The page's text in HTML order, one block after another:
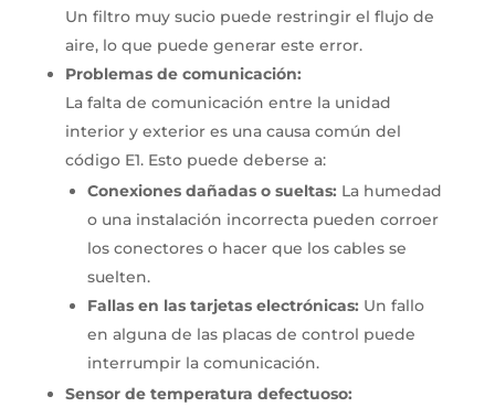
Un filtro muy sucio puede restringir el flujo de
aire, lo que puede generar este error.
Problemas de comunicación:
La falta de comunicación entre la unidad
interior y exterior es una causa común del
código E1. Esto puede deberse a:
Conexiones dañadas o sueltas: La humedad
o una instalación incorrecta pueden corroer
los conectores o hacer que los cables se
suelten.
Fallas en las tarjetas electrónicas: Un fallo
en alguna de las placas de control puede
interrumpir la comunicación.
Sensor de temperatura defectuoso: